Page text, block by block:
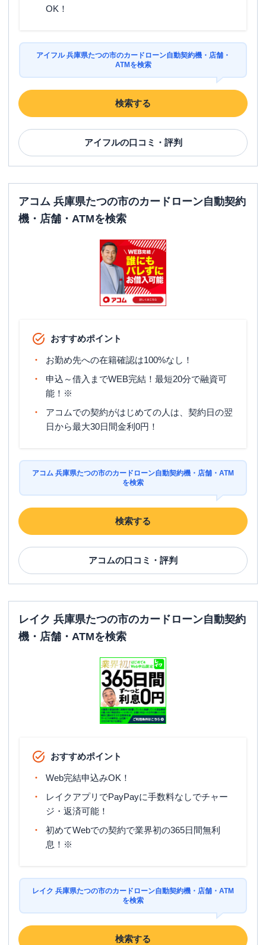
OK！
アイフル 兵庫県たつの市のカードローン自動契約機・店舗・
ATMを検索
検索する
アイフルの口コミ・評判
アコム 兵庫県たつの市のカードローン自動契約
機・店舗・ATMを検索
おすすめポイント
お勤め先への在籍確認は100%なし！
申込～借入までWEB完結！最短20分で融資可
能！※
アコムでの契約がはじめての人は、契約日の翌
日から最大30日間金利0円！
アコム 兵庫県たつの市のカードローン自動契約機・店舗・ATM
を検索
検索する
アコムの口コミ・評判
レイク 兵庫県たつの市のカードローン自動契約
機・店舗・ATMを検索
おすすめポイント
Web完結申込みOK！
レイクアプリでPayPayに手数料なしでチャー
ジ・返済可能！
初めてWebでの契約で業界初の365日間無利
息！※
レイク 兵庫県たつの市のカードローン自動契約機・店舗・ATM
を検索
検索する